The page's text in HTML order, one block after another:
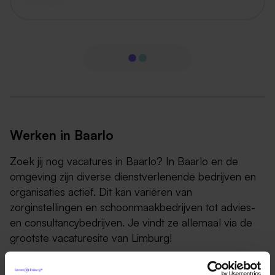
Werken in Baarlo
Zoek jij nog vacatures in Baarlo? In Baarlo en de
omgeving zijn diverse dienstverlenende bedrijven en
organisaties actief. Dit kan variëren van
zorginstellingen en schoonmaakbedrijven tot advies-
en consultancybedrijven. Je vindt ze allemaal via de
grootste vacaturesite van Limburg!
Baarlo is een dorp in de Nederlandse gemeente Peel